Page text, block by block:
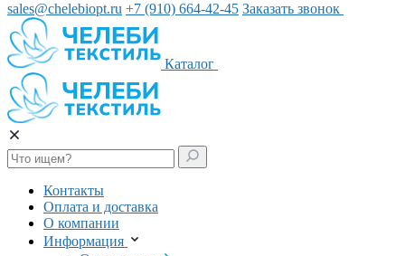
sales@chelebiopt.ru +7 (910) 664-42-45 Заказать звонок
Каталог
Контакты
Оплата и доставка
О компании
Информация